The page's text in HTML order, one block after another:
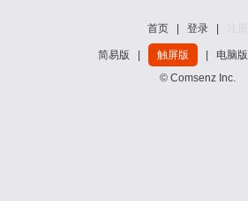
首页 登录
简易版 触屏版 电脑版
© Comsenz Inc.